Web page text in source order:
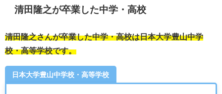
清田隆之が卒業した中学・高校
清田隆之さんが卒業した中学・高校は日本大学豊山中学
校・高等学校です。
日本大学豊山中学校・高等学校